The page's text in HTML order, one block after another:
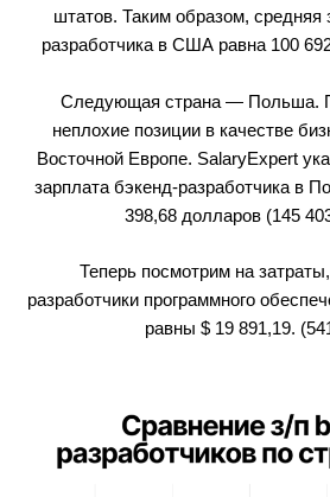
штатов. Таким образом, средняя
разработчика в США равна 100
Следующая страна — Польша.
неплохие позиции в качестве
Восточной Европе. SalaryExpert
зарплата бэкенд-разработчика в
398,68 долларов (145
Теперь посмотрим на
разработчики программного
равны $ 19 891,19.